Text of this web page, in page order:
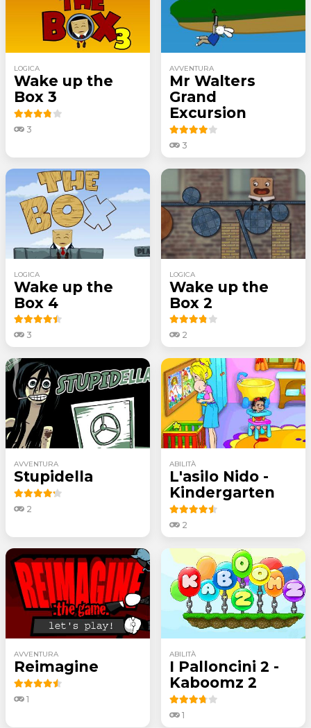
LOGICA
Wake up the
Box 3
3
AVVENTURA
Mr Walters
Grand
Excursion
3
LOGICA
Wake up the
Box 4
3
LOGICA
Wake up the
Box 2
2
AVVENTURA
Stupidella
2
ABILITÀ
L'asilo Nido -
Kindergarten
2
AVVENTURA
Reimagine
1
ABILITÀ
I Palloncini 2 -
Kaboomz 2
1